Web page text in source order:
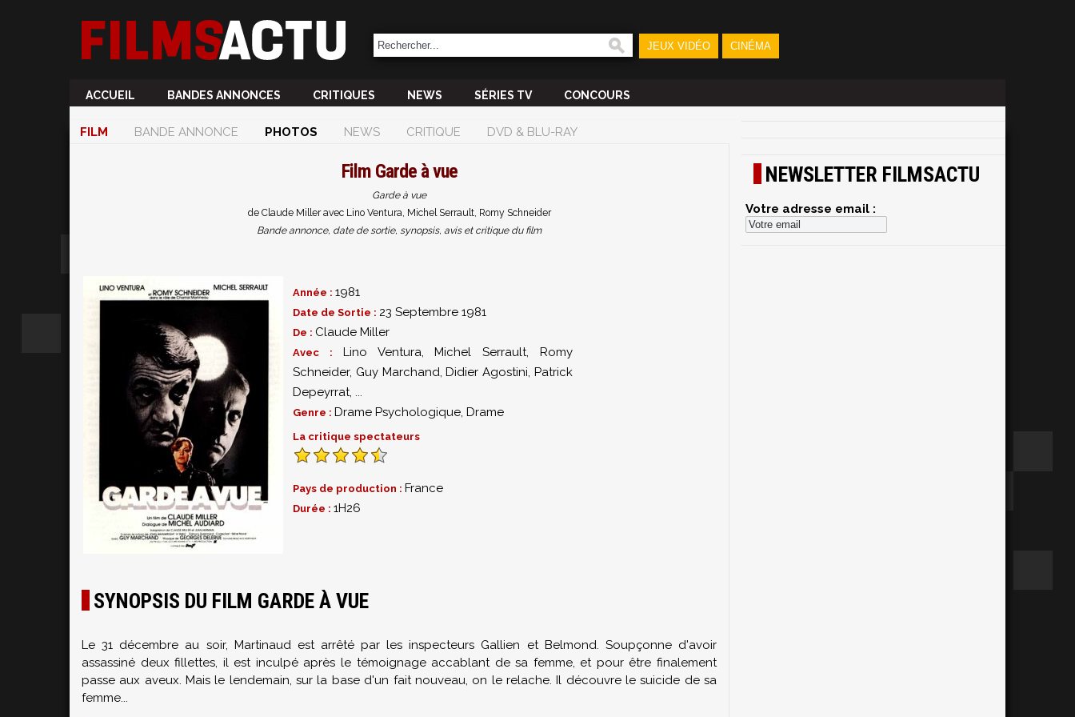
JEUX VIDÉO CINÉMA
ACCUEIL BANDES ANNONCES CRITIQUES NEWS SÉRIES TV CONCOURS
FILM BANDE ANNONCE PHOTOS NEWS CRITIQUE DVD & BLU-RAY
Film Garde à vue
Garde à vue
de Claude Miller avec Lino Ventura, Michel Serrault, Romy Schneider
Bande annonce, date de sortie, synopsis, avis et critique du film
Année : 1981
Date de Sortie : 23 Septembre 1981
De : Claude Miller
Avec : Lino Ventura,Michel Serrault,Romy
Schneider, Guy Marchand,Didier Agostini,Patrick
Depeyrrat, ...
Genre : Drame Psychologique, Drame
La critique spectateurs
Pays de production : France
Durée : 1H26
SYNOPSIS DU FILM GARDE À VUE
Le 31 décembre au soir, Martinaud est arrêté par les inspecteurs Gallien et Belmond. Soupçonne d'avoir
assassiné deux fillettes, il est inculpé après le témoignage accablant de sa femme, et pour être finalement
passe aux aveux. Mais le lendemain, sur la base d'un fait nouveau, on le relache. Il découvre le suicide de sa
femme...
NEWSLETTER FILMSACTU
Votre adresse email :